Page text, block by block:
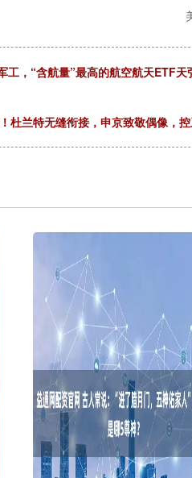
工，“含航量”最高的航空航天ETF
杜兰特无缝衔接，申京致敬偶像，